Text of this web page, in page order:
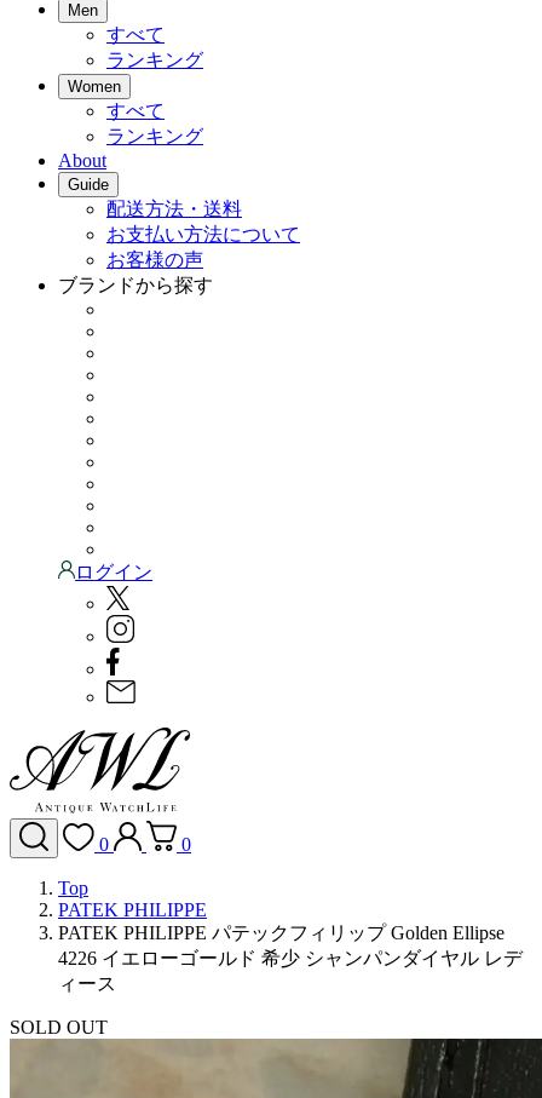
Men
すべて
ランキング
Women
すべて
ランキング
About
Guide
配送方法・送料
お支払い方法について
お客様の声
ブランドから探す
ログイン
0 0
Top
PATEK PHILIPPE
PATEK PHILIPPE パテックフィリップ Golden Ellipse
4226 イエローゴールド 希少 シャンパンダイヤル レデ
ィース
SOLD OUT